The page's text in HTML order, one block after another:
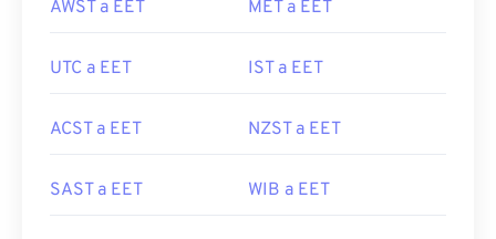
AWST a EET MET a EET
UTC a EET IST a EET
ACST a EET NZST a EET
SAST a EET WIB a EET